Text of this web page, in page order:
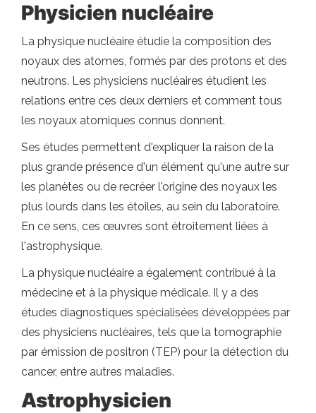
Physicien nucléaire
La physique nucléaire étudie la composition des
noyaux des atomes, formés par des protons et des
neutrons. Les physiciens nucléaires étudient les
relations entre ces deux derniers et comment tous
les noyaux atomiques connus donnent.
Ses études permettent d'expliquer la raison de la
plus grande présence d'un élément qu'une autre sur
les planètes ou de recréer l'origine des noyaux les
plus lourds dans les étoiles, au sein du laboratoire.
En ce sens, ces œuvres sont étroitement liées à
l'astrophysique.
La physique nucléaire a également contribué à la
médecine et à la physique médicale. Il y a des
études diagnostiques spécialisées développées par
des physiciens nucléaires, tels que la tomographie
par émission de positron (TEP) pour la détection du
cancer, entre autres maladies.
Astrophysicien